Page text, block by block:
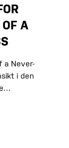
OF A
a Never-
i den